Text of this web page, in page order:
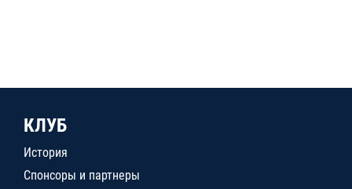
КЛУБ
История
Спонсоры и партнеры